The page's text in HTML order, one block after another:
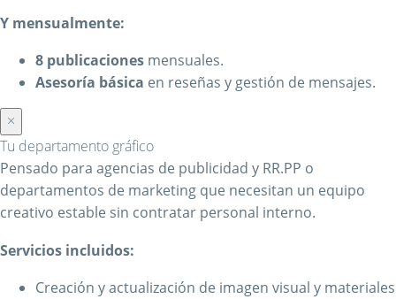
Y mensualmente:
8 publicaciones mensuales.
Asesoría básica en reseñas y gestión de mensajes.
×
Tu departamento gráfico
Pensado para agencias de publicidad y RR.PP o
departamentos de marketing que necesitan un equipo
creativo estable sin contratar personal interno.
Servicios incluidos:
Creación y actualización de imagen visual y materiales